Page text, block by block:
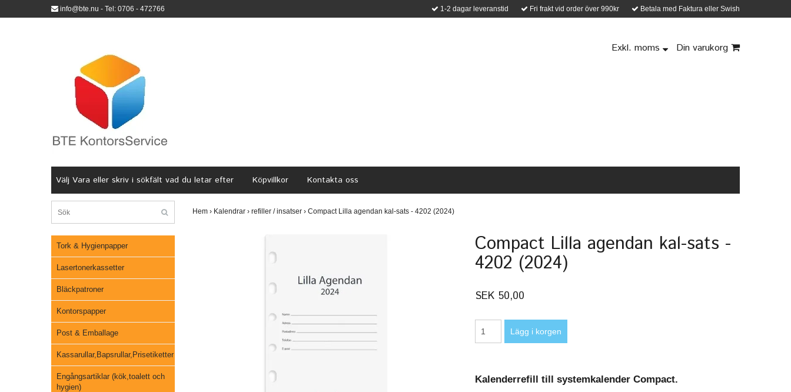
info@bte.nu - Tel: 0706 - 472766 1-2 dagar leveranstid Fri frakt vid order över 990kr Betala med Faktura eller Swish
Exkl. moms Din varukorg
Välj Vara eller skriv i sökfält vad du letar efter Köpvillkor Kontakta oss
Tork & Hygienpapper
Lasertonerkassetter
Bläckpatroner
Kontorspapper
Post & Emballage
Kassarullar,Bapsrullar,Prisetiketter
Engångsartiklar (kök,toalett och
hygien)
Hem › Kalendrar › refiller / insatser › Compact Lilla agendan kal-sats - 4202 (2024)
Compact Lilla agendan kal-sats -
4202 (2024)
SEK 50,00
Kalenderrefill till systemkalender Compact.